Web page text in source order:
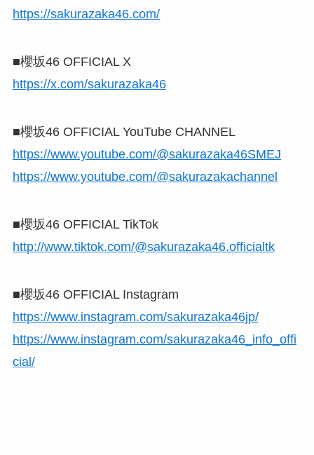
https://sakurazaka46.com/
■櫻坂46 OFFICIAL X
https://x.com/sakurazaka46
■櫻坂46 OFFICIAL YouTube CHANNEL
https://www.youtube.com/@sakurazaka46SMEJ
https://www.youtube.com/@sakurazakachannel
■櫻坂46 OFFICIAL TikTok
http://www.tiktok.com/@sakurazaka46.officialtk
■櫻坂46 OFFICIAL Instagram
https://www.instagram.com/sakurazaka46jp/
https://www.instagram.com/sakurazaka46_info_offi
cial/